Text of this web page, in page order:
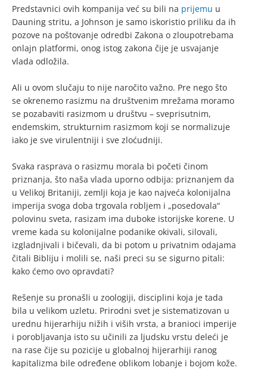
Predstavnici ovih kompanija već su bili na prijemu u
Dauning stritu, a Johnson je samo iskoristio priliku da ih
pozove na poštovanje odredbi Zakona o zloupotrebama
onlajn platformi, onog istog zakona čije je usvajanje
vlada odložila.
Ali u ovom slučaju to nije naročito važno. Pre nego što
se okrenemo rasizmu na društvenim mrežama moramo
se pozabaviti rasizmom u društvu – sveprisutnim,
endemskim, strukturnim rasizmom koji se normalizuje
iako je sve virulentniji i sve zloćudniji.
Svaka rasprava o rasizmu morala bi početi činom
priznanja, što naša vlada uporno odbija: priznanjem da
u Velikoj Britaniji, zemlji koja je kao najveća kolonijalna
imperija svoga doba trgovala robljem i „posedovala“
polovinu sveta, rasizam ima duboke istorijske korene. U
vreme kada su kolonijalne podanike okivali, silovali,
izgladnjivali i bičevali, da bi potom u privatnim odajama
čitali Bibliju i molili se, naši preci su se sigurno pitali:
kako ćemo ovo opravdati?
Rešenje su pronašli u zoologiji, disciplini koja je tada
bila u velikom uzletu. Prirodni svet je sistematizovan u
urednu hijerarhiju nižih i viših vrsta, a branioci imperije
i porobljavanja isto su učinili za ljudsku vrstu deleći je
na rase čije su pozicije u globalnoj hijerarhiji ranog
kapitalizma bile određene oblikom lobanje i bojom kože.